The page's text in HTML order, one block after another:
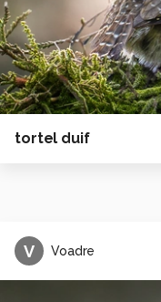
tortel duif
V Voadre